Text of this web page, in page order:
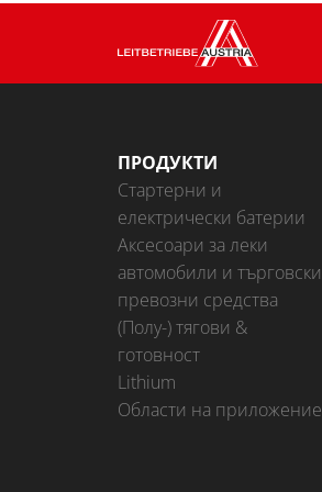
ПРОДУКТИ
Стартерни и
електрически батерии
Аксесоари за леки
автомобили и търговски
превозни средства
(Полу-) тягови &
готовност
Lithium
Области на приложение